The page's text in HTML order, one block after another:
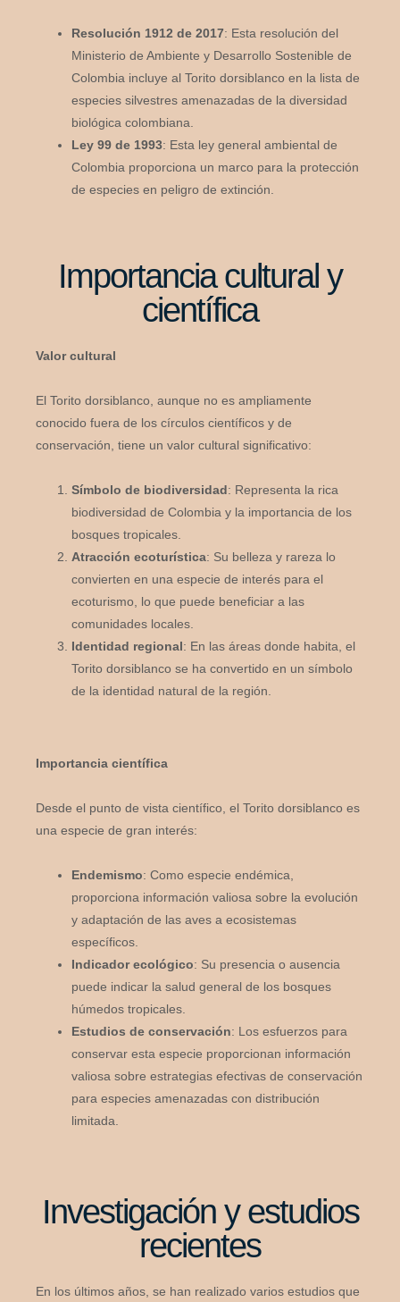
Resolución 1912 de 2017: Esta resolución del
Ministerio de Ambiente y Desarrollo Sostenible de
Colombia incluye al Torito dorsiblanco en la lista de
especies silvestres amenazadas de la diversidad
biológica colombiana.
Ley 99 de 1993: Esta ley general ambiental de
Colombia proporciona un marco para la protección
de especies en peligro de extinción.
Importancia cultural y
científica
Valor cultural
El Torito dorsiblanco, aunque no es ampliamente
conocido fuera de los círculos científicos y de
conservación, tiene un valor cultural significativo:
Símbolo de biodiversidad: Representa la rica
biodiversidad de Colombia y la importancia de los
bosques tropicales.
Atracción ecoturística: Su belleza y rareza lo
convierten en una especie de interés para el
ecoturismo, lo que puede beneficiar a las
comunidades locales.
Identidad regional: En las áreas donde habita, el
Torito dorsiblanco se ha convertido en un símbolo
de la identidad natural de la región.
Importancia científica
Desde el punto de vista científico, el Torito dorsiblanco es
una especie de gran interés:
Endemismo: Como especie endémica,
proporciona información valiosa sobre la evolución
y adaptación de las aves a ecosistemas
específicos.
Indicador ecológico: Su presencia o ausencia
puede indicar la salud general de los bosques
húmedos tropicales.
Estudios de conservación: Los esfuerzos para
conservar esta especie proporcionan información
valiosa sobre estrategias efectivas de conservación
para especies amenazadas con distribución
limitada.
Investigación y estudios
recientes
En los últimos años, se han realizado varios estudios que